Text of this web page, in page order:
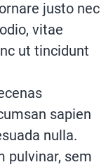
justo nec
vitae
ut tincidunt
sapien
nulla.
pulvinar, sem